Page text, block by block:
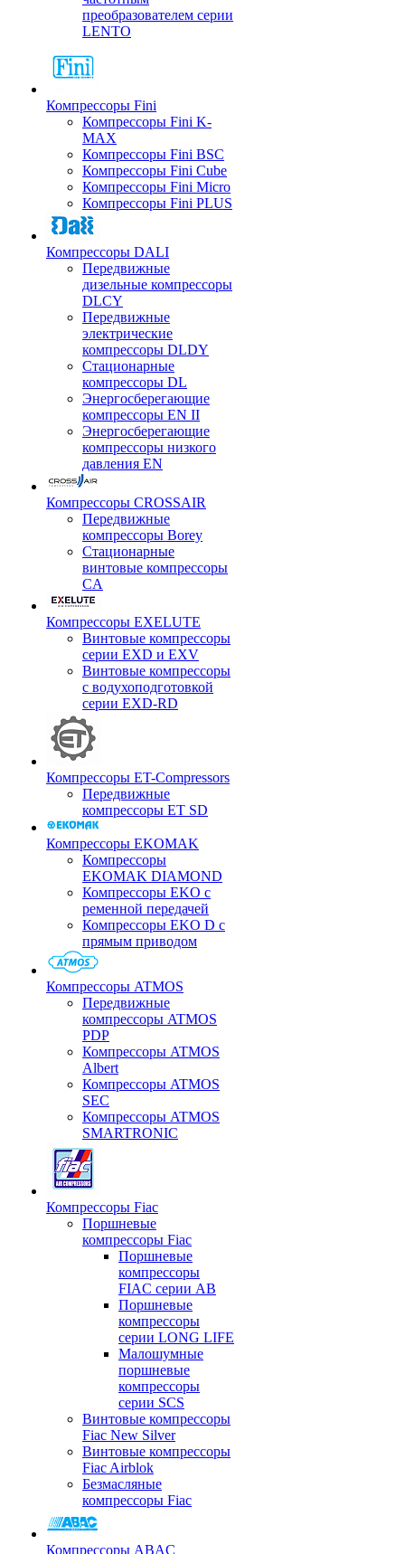
преобразователем серии
LENTO
Компрессоры Fini
Компрессоры Fini K-
MAX
Компрессоры Fini BSC
Компрессоры Fini Cube
Компрессоры Fini Micro
Компрессоры Fini PLUS
Компрессоры DALI
Передвижные
дизельные компрессоры
DLCY
Передвижные
электрические
компрессоры DLDY
Стационарные
компрессоры DL
Энергосберегающие
компрессоры EN II
Энергосберегающие
компрессоры низкого
давления EN
Компрессоры CROSSAIR
Передвижные
компрессоры Borey
Стационарные
винтовые компрессоры
CA
Компрессоры EXELUTE
Винтовые компрессоры
серии EXD и EXV
Винтовые компрессоры
с водухоподготовкой
серии EXD-RD
Компрессоры ET-Compressors
Передвижные
компрессоры ET SD
Компрессоры EKOMAK
Компрессоры
EKOMAK DIAMOND
Компрессоры EKO c
ременной передачей
Компрессоры EKO D с
прямым приводом
Компрессоры ATMOS
Передвижные
компрессоры ATMOS
PDP
Компрессоры ATMOS
Albert
Компрессоры ATMOS
SEC
Компрессоры ATMOS
SMARTRONIC
Компрессоры Fiac
Поршневые
компрессоры Fiac
Поршневые
компрессоры
FIAC серии AB
Поршневые
компрессоры
серии LONG LIFE
Малошумные
поршневые
компрессоры
серии SCS
Винтовые компрессоры
Fiac New Silver
Винтовые компрессоры
Fiac Airblok
Безмасляные
компрессоры Fiac
Компрессоры ABAC